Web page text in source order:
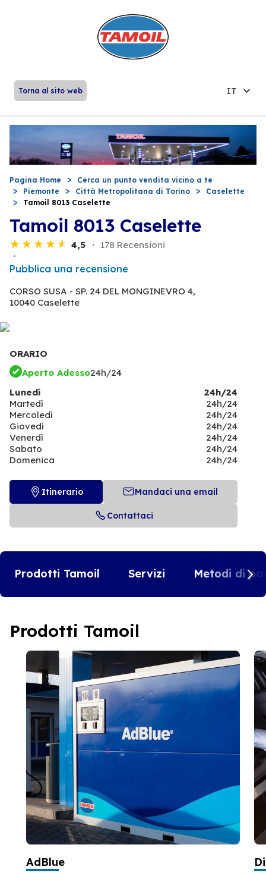
Torna al sito web IT
Pagina Home
Cerca un punto vendita vicino a te
Piemonte
Città Metropolitana di Torino
Caselette
Tamoil 8013 Caselette
Tamoil 8013 Caselette
4,5 178 Recensioni
Pubblica una recensione
CORSO SUSA - SP. 24 DEL MONGINEVRO 4,
10040 Caselette
ORARIO
Aperto Adesso24h/24
Lunedì
24h/24
Martedì
24h/24
Mercoledì
24h/24
Giovedì
24h/24
Venerdì
24h/24
Sabato
24h/24
Domenica
24h/24
Itinerario Mandaci una email
Contattaci
Prodotti Tamoil Servizi Metodi di
Prodotti Tamoil
AdBlue